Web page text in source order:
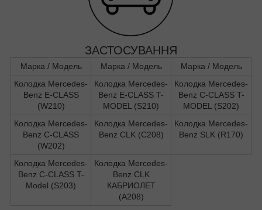
ЗАСТОСУВАННЯ
Марка / Модель Марка / Модель
Марка / Модель
Колодка Mercedes-
Benz E-CLASS
(W210)
Колодка Mercedes-
Benz E-CLASS T-
MODEL (S210)
Колодка Mercedes-
Benz C-CLASS T-
MODEL (S202)
Колодка Mercedes-
Benz C-CLASS
(W202)
Колодка Mercedes-
Benz CLK (C208)
Колодка Mercedes-
Benz SLK (R170)
Колодка Mercedes-
Benz C-CLASS T-
Model (S203)
Колодка Mercedes-
Benz CLK
КАБРИОЛЕТ
(A208)